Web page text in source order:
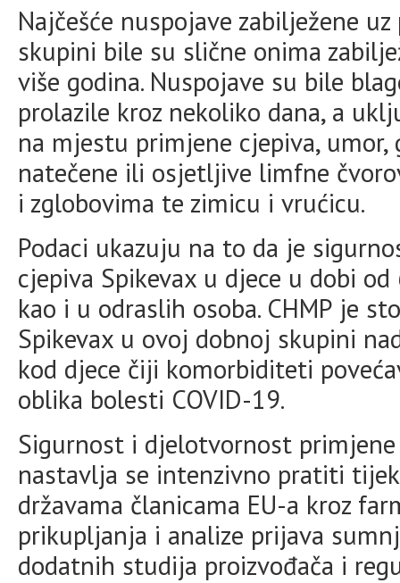
Najčešće nuspojave zabilježene
skupini bile su slične onima
više godina. Nuspojave su bile
prolazile kroz nekoliko dana, a
na mjestu primjene cjepiva,
natečene ili osjetljive limfne
i zglobovima te zimicu i vrućicu.
Podaci ukazuju na to da je
cjepiva Spikevax u djece u dobi
kao i u odraslih osoba. CHMP je
Spikevax u ovoj dobnoj skupini
kod djece čiji komorbiditeti
oblika bolesti COVID-19.
Sigurnost i djelotvornost
nastavlja se intenzivno pratiti
državama članicama EU-a kroz
prikupljanja i analize prijava
dodatnih studija proizvođača i